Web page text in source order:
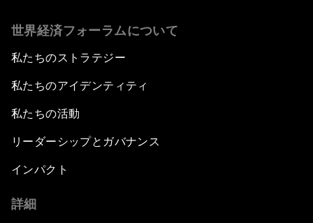
世界経済フォーラムについて
私たちのストラテジー
私たちのアイデンティティ
私たちの活動
リーダーシップとガバナンス
インパクト
詳細